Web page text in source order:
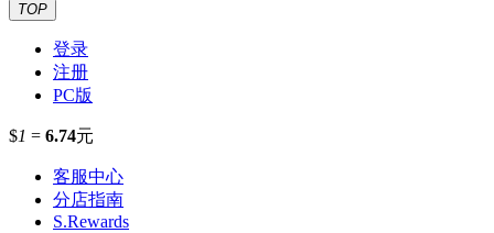
TOP
登录
注册
PC版
$1 = 6.74元
客服中心
分店指南
S.Rewards